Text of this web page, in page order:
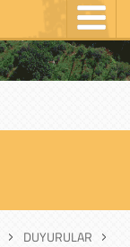
DUYURULAR